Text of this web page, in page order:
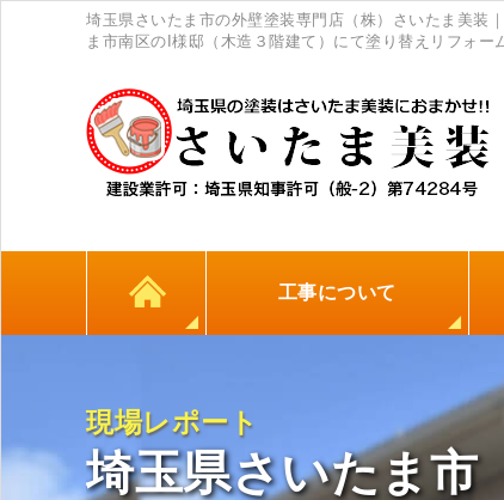
埼玉県さいたま市の外壁塗装専門店（株）さいたま美
ま市南区のI様邸（木造３階建て）にて塗り替えリフォー
工事について
現場レポート
埼玉県さいたま